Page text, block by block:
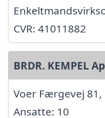
CVR: 41011882
BRDR. KEMPEL
Voer Færgevej
Ansatte: 10